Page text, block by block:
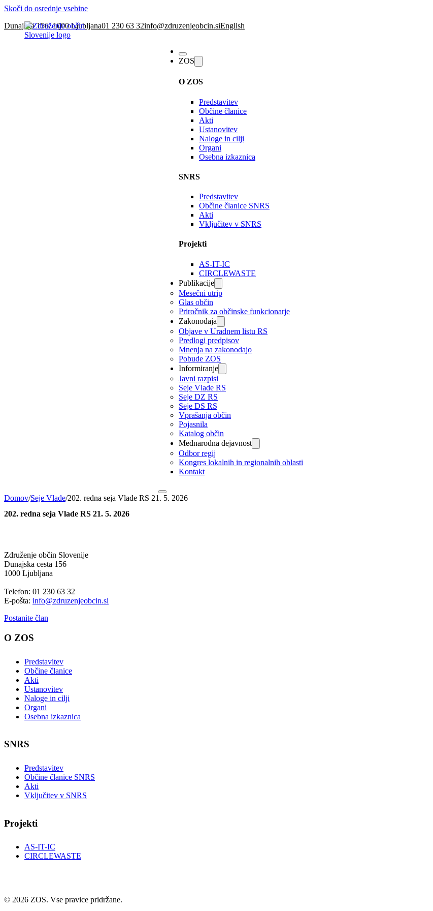
Skoči do osrednje vsebine
Dunajska 156, 1000 Ljubljana01 230 63 32info@zdruzenjeobcin.siEnglish
ZOS
O ZOS
Predstavitev
Občine članice
Akti
Ustanovitev
Naloge in cilji
Organi
Osebna izkaznica
SNRS
Predstavitev
Občine članice SNRS
Akti
Vključitev v SNRS
Projekti
AS-IT-IC
CIRCLEWASTE
Publikacije
Mesečni utrip
Glas občin
Priročnik za občinske funkcionarje
Zakonodaja
Objave v Uradnem listu RS
Predlogi predpisov
Mnenja na zakonodajo
Pobude ZOS
Informiranje
Javni razpisi
Seje Vlade RS
Seje DZ RS
Seje DS RS
Vprašanja občin
Pojasnila
Katalog občin
Mednarodna dejavnost
Odbor regij
Kongres lokalnih in regionalnih oblasti
Kontakt
Domov/Seje Vlade/202. redna seja Vlade RS 21. 5. 2026
202. redna seja Vlade RS 21. 5. 2026
Združenje občin Slovenije
Dunajska cesta 156
1000 Ljubljana
Telefon: 01 230 63 32
E-pošta: info@zdruzenjeobcin.si
Postanite član
O ZOS
Predstavitev
Občine članice
Akti
Ustanovitev
Naloge in cilji
Organi
Osebna izkaznica
SNRS
Predstavitev
Občine članice SNRS
Akti
Vključitev v SNRS
Projekti
AS-IT-IC
CIRCLEWASTE
© 2026 ZOS. Vse pravice pridržane.